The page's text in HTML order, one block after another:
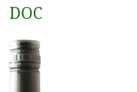
DOC